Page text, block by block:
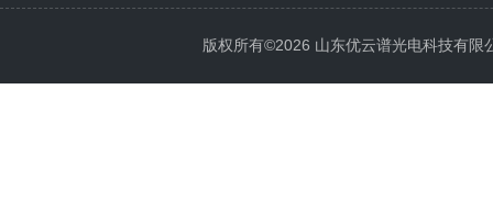
版权所有©2026 山东优云谱光电科技有